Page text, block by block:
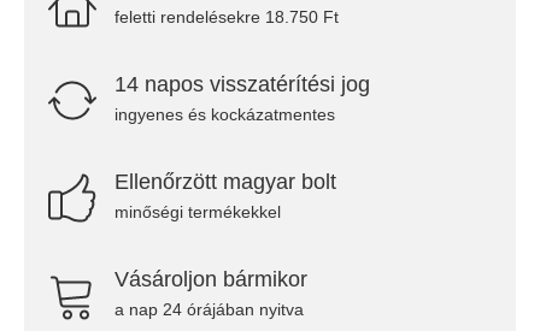
feletti rendelésekre 18.750 Ft
14 napos visszatérítési jog
ingyenes és kockázatmentes
Ellenőrzött magyar bolt
minőségi termékekkel
Vásároljon bármikor
a nap 24 órájában nyitva